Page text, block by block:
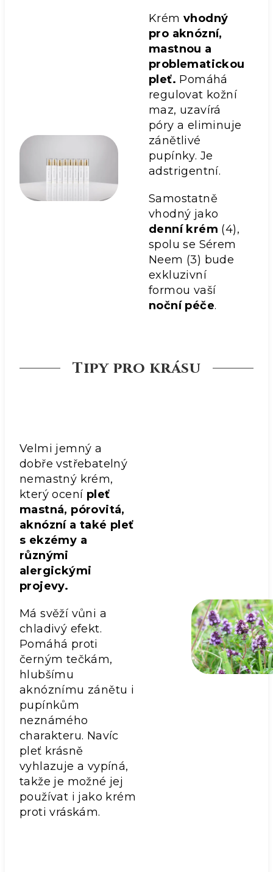
Krém vhodný
pro aknózní,
mastnou a
problematickou
pleť. Pomáhá
regulovat kožní
maz, uzavírá
póry a eliminuje
zánětlivé
pupínky. Je
adstrigentní.
Samostatně
vhodný jako
denní krém (4),
spolu se Sérem
Neem (3) bude
exkluzivní
formou vaší
noční péče.
Tipy pro krásu
Velmi jemný a
dobře vstřebatelný
nemastný krém,
který ocení pleť
mastná, pórovitá,
aknózní a také pleť
s ekzémy a
různými
alergickými
projevy.
Má svěží vůni a
chladivý efekt.
Pomáhá proti
černým tečkám,
hlubšímu
aknóznímu zánětu i
pupínkům
neznámého
charakteru. Navíc
pleť krásně
vyhlazuje a vypíná,
takže je možné jej
používat i jako krém
proti vráskám.